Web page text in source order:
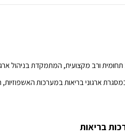
ורב מקצועית, המתמקדת בניהול
ארגוני בריאות במערכות האשפוזיות,
בריאות